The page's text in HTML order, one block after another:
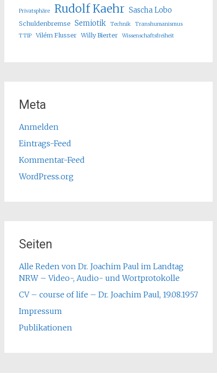
Privatsphäre Rudolf Kaehr Sascha Lobo
Schuldenbremse Semiotik Technik
Transhumanismus
TTIP
Vilém Flusser Willy Bierter Wissenschaftsfreiheit
Meta
Anmelden
Eintrags-Feed
Kommentar-Feed
WordPress.org
Seiten
Alle Reden von Dr. Joachim Paul im Landtag
NRW – Video-, Audio- und Wortprotokolle
CV – course of life – Dr. Joachim Paul, 19.08.1957
Impressum
Publikationen